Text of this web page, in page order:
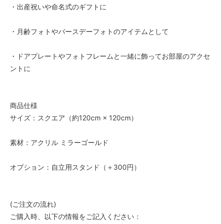
・出産祝いや命名式のギフトに
・月齢フォトやバースデーフォトのアイテムとして
・ドアプレートやフォトフレームと一緒に飾ってお部屋のアクセ
ントに
商品仕様
サイズ：スクエア（約120cm × 120cm）
素材：アクリル ミラーゴールド
オプション：自立用スタンド（＋300円）
(ご注文の流れ)
ご購入時、以下の情報をご記入ください：